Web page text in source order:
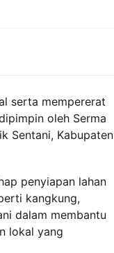
serta mempererat
oleh Serma
Sentani, Kabupaten
penyiapan lahan
kangkung,
dalam membantu
lokal yang